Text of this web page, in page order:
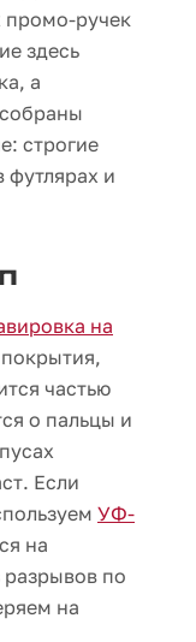
промо-ручек
здесь
а
строгие
и
на
частью
о пальцы и
Если
УФ-
на
по
на